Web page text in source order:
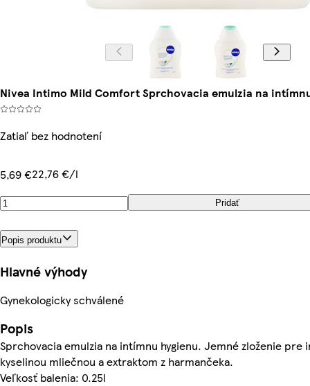
Nivea Intimo Mild Comfort Sprchovacia emulzia na
Zatiaľ bez hodnotení
5,69 €22,76 €/l
Pridať
Popis produktu
Hlavné výhody
Gynekologicky schválené
Popis
Sprchovacia emulzia na intímnu hygienu. Jemné zloženie
kyselinou mliečnou a extraktom z harmančeka.
Veľkosť balenia: 0.25l